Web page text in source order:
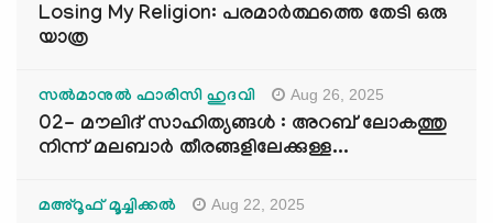
Losing My Religion: പരമാർത്ഥത്തെ തേടി ഒരു
യാത്ര
സൽമാനുൽ ഫാരിസി ഹുദവി Aug 26, 2025
02- മൗലിദ് സാഹിത്യങ്ങൾ : അറബ് ലോകത്തു
നിന്ന് മലബാർ തീരങ്ങളിലേക്കുള്ള...
മഅ്റൂഫ് മൂച്ചിക്കല്‍ Aug 22, 2025